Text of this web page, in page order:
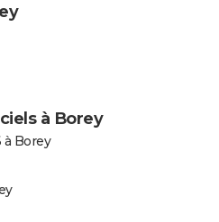
à Borey
Borey